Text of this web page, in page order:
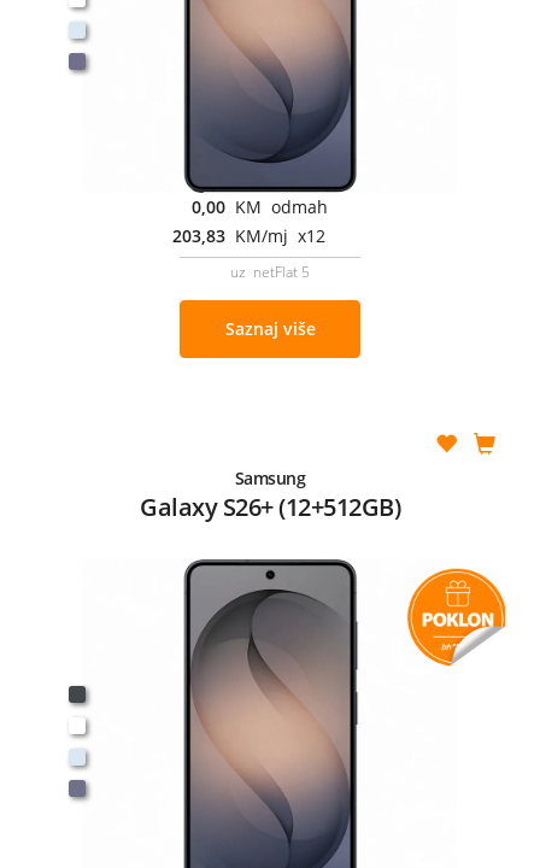
0,00 KM odmah
203,83 KM/mj x12
uz netFlat 5
Saznaj više
Samsung
Galaxy S26+ (12+512GB)